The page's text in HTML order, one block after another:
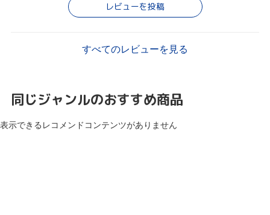
レビューを投稿
すべてのレビューを見る
同じジャンルのおすすめ商品
表示できるレコメンドコンテンツがありません